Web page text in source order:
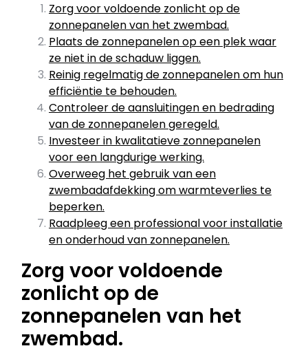
Zorg voor voldoende zonlicht op de
zonnepanelen van het zwembad.
Plaats de zonnepanelen op een plek waar
ze niet in de schaduw liggen.
Reinig regelmatig de zonnepanelen om hun
efficiëntie te behouden.
Controleer de aansluitingen en bedrading
van de zonnepanelen geregeld.
Investeer in kwalitatieve zonnepanelen
voor een langdurige werking.
Overweeg het gebruik van een
zwembadafdekking om warmteverlies te
beperken.
Raadpleeg een professional voor installatie
en onderhoud van zonnepanelen.
Zorg voor voldoende
zonlicht op de
zonnepanelen van het
zwembad.